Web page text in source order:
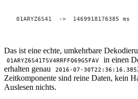
01ARYZ6S41  ->  1469918176385
Das ist eine echte, umkehrbare
01ARYZ6S41TSV4RRFFQ69G5FAV
in einen
erhalten genau
2016-07-
Zeitkomponente sind reine Daten, kein
Auslesen nichts.